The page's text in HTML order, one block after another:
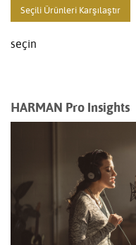
seçin
HARMAN Pro Insights